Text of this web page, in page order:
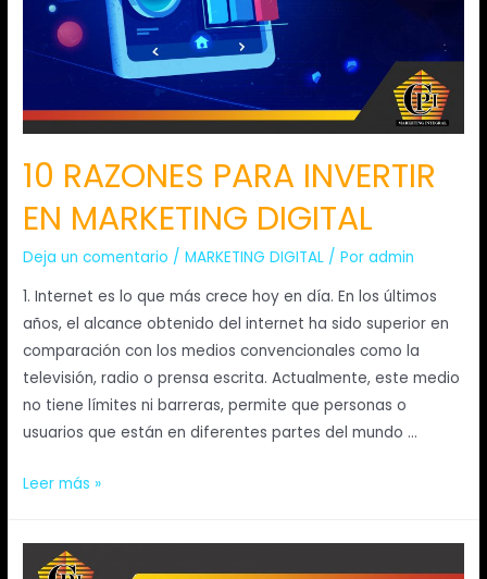
10 RAZONES PARA INVERTIR
EN MARKETING DIGITAL
Deja un comentario /MARKETING DIGITAL / Poradmin
1. Internet es lo que más crece hoy en día. En los últimos
años, el alcance obtenido del internet ha sido superior en
comparación con los medios convencionales como la
televisión, radio o prensa escrita. Actualmente, este medio
no tiene límites ni barreras, permite que personas o
usuarios que están en diferentes partes del mundo …
Leer más »